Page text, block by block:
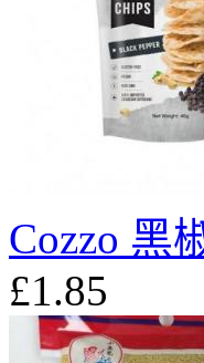
Cozzo 黑
£1.85